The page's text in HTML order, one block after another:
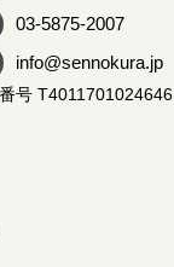
03-5875-2007
info@sennokura.jp
号 T4011701024646